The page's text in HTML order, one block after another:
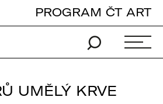
PROGRAM ČT ART
UMĚLÝ KRVE